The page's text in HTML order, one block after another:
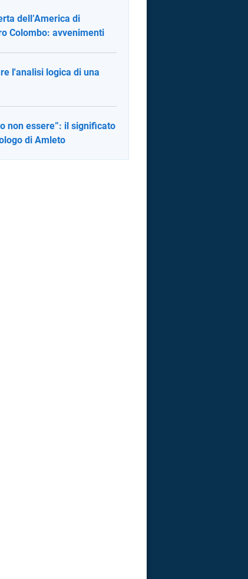
dell’America di
Colombo: avvenimenti
l'analisi logica di una
non essere”: il significato
di Amleto